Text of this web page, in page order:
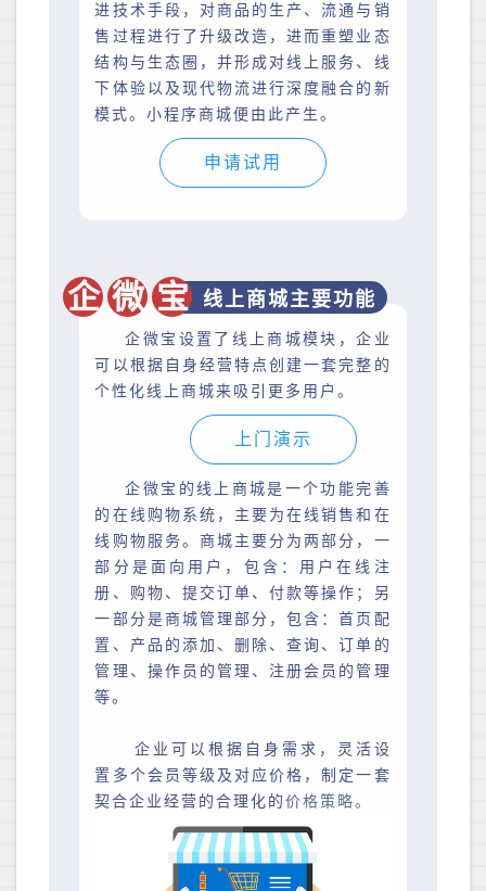
进技术手段，对商品的生产、流通与销
售过程进行了升级改造，进而重塑业态
结构与生态圈，并形成对线上服务、线
下体验以及现代物流进行深度融合的新
模式。小程序商城便由此产生。
申请试用
企 微 宝 线上商城主要功能
企微宝设置了线上商城模块，企业
可以根据自身经营特点创建一套完整的
个性化线上商城来吸引更多用户。
上门演示
企微宝的线上商城是一个功能完善
的在线购物系统，主要为在线销售和在
线购物服务。商城主要分为两部分，一
部分是面向用户，包含：用户在线注
册、购物、提交订单、付款等操作；另
一部分是商城管理部分，包含：首页配
置、产品的添加、删除、查询、订单的
管理、操作员的管理、注册会员的管理
等。
企业可以根据自身需求，灵活设
置多个会员等级及对应价格，制定一套
契合企业经营的合理化的价格策略。